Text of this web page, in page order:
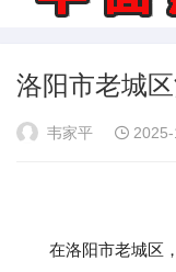
洛阳市老城
韦家平
在洛阳市老城区，